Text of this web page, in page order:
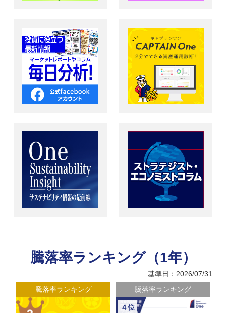
騰落率ランキング（1年）
基準日：2026/07/31
騰落率ランキング
騰落率ランキング
４位